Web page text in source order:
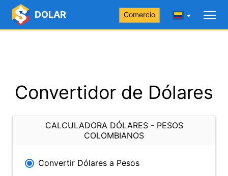
DOLAR Comercio
Convertidor de Dólares
CALCULADORA DÓLARES - PESOS
COLOMBIANOS
Convertir Dólares a Pesos